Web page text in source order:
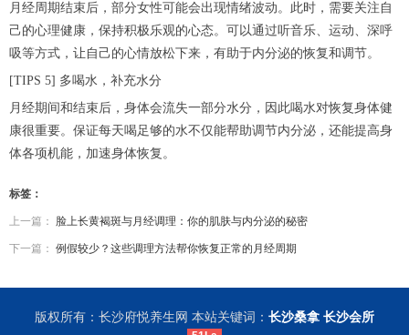
月经周期结束后，部分女性可能会出现情绪波动。此时，需要关注自
己的心理健康，保持积极乐观的心态。可以通过听音乐、运动、深呼
吸等方式，让自己的心情放松下来，有助于内分泌的恢复和调节。
[TIPS 5] 多喝水，补充水分
月经期间和结束后，身体会流失一部分水分，因此喝水对恢复身体健
康很重要。保证每天喝足够的水不仅能帮助调节内分泌，还能提高身
体各项机能，加速身体恢复。
标签：
上一篇： 脸上长黄褐斑与月经调理：你的肌肤与内分泌的秘密
下一篇： 例假较少？这些调理方法帮你恢复正常的月经周期
版权所有：长沙府悦养生网 本站关键词： 长沙桑拿 长沙会所